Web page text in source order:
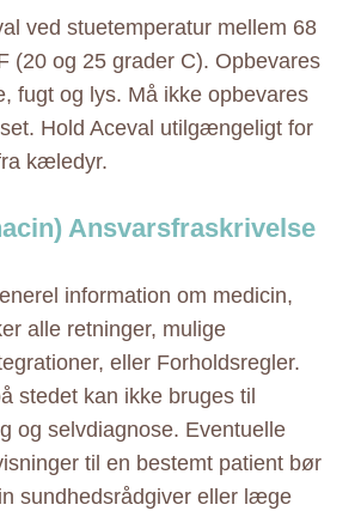
ved stuetemperatur mellem 68
(20 og 25 grader C). Opbevares
fugt og lys. Må ikke opbevares
Hold Aceval utilgængeligt for
kæledyr.
Ansvarsfraskrivelse
information om medicin,
alle retninger, mulige
eller Forholdsregler.
stedet kan ikke bruges til
og selvdiagnose. Eventuelle
til en bestemt patient bør
sundhedsrådgiver eller læge